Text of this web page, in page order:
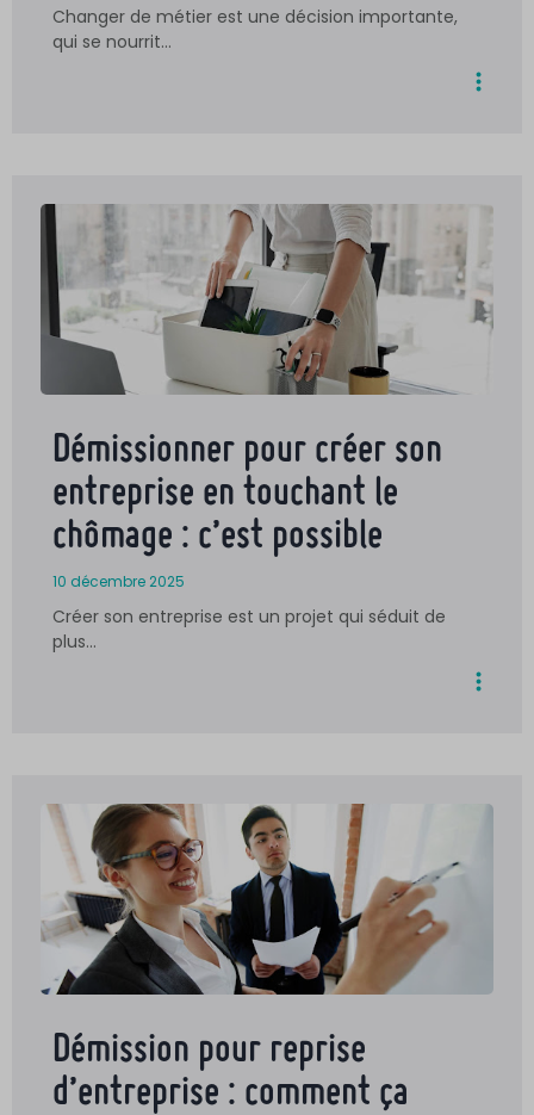
Changer de métier est une décision importante,
qui se nourrit…
Démissionner pour créer son
entreprise en touchant le
chômage : c’est possible
10 décembre 2025
Créer son entreprise est un projet qui séduit de
plus…
Démission pour reprise
d’entreprise : comment ça